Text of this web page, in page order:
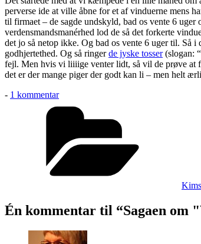
perverse ide at ville åbne for et af vinduerne mens
til firmaet – de sagde undskyld, bad os vente 6
verdensmandsmanérhed lod de så det forkerte
det jo så netop ikke. Og bad os vente 6 uger til. Så
godhjertethed. Og så ringerde jyske tosser(slogan:
fejl. Men hvis vi liiiige venter lidt, så vil de prøve at
det er der mange piger der godt kan li – men helt
- 1 kommentartil
Sagaen
Én kommentar til “Sagaen om